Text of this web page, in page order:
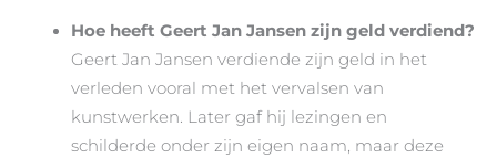
Hoe heeft Geert Jan Jansen zijn geld verdiend?
Geert Jan Jansen verdiende zijn geld in het
verleden vooral met het vervalsen van
kunstwerken. Later gaf hij lezingen en
schilderde onder zijn eigen naam, maar deze